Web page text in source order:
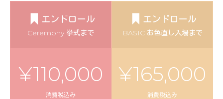
エンドロール
Ceremony 挙式まで
¥110,000
消費税込み
エンドロール
BASIC お色直し入場まで
¥165,000
消費税込み